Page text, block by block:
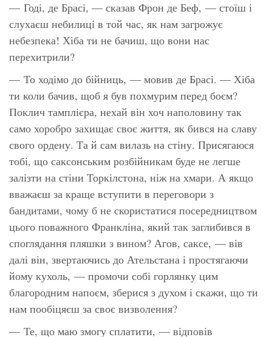
— Годі, де Брасі, — сказав Фрон де Беф, — стоїш і
слухаєш небилиці в той час, як нам загрожує
небезпека! Хіба ти не бачиш, що вони нас
перехитрили?
— То ходімо до бійниць, — мовив де Брасі. — Хіба
ти коли бачив, щоб я був похмурим перед боєм?
Поклич тамплієра, нехай він хоч наполовину так
само хоробро захищає своє життя, як бився на славу
свого ордену. Та й сам вилазь на стіну. Присягаюся
тобі, що саксонським розбійникам буде не легше
залізти на стіни Торкілстона, ніж на хмари. А якщо
вважаєш за краще вступити в переговори з
бандитами, чому б не скористатися посередництвом
цього поважного Франкліна, який так заглибився в
споглядання пляшки з вином? Агов, саксе, — вів
далі він, звертаючись до Ательстана і простягаючи
йому кухоль, — промочи собі горлянку цим
благородним напоєм, зберися з духом і скажи, що ти
нам пообіцяєш за своє визволення?
— Те, що маю змогу сплатити, — відповів